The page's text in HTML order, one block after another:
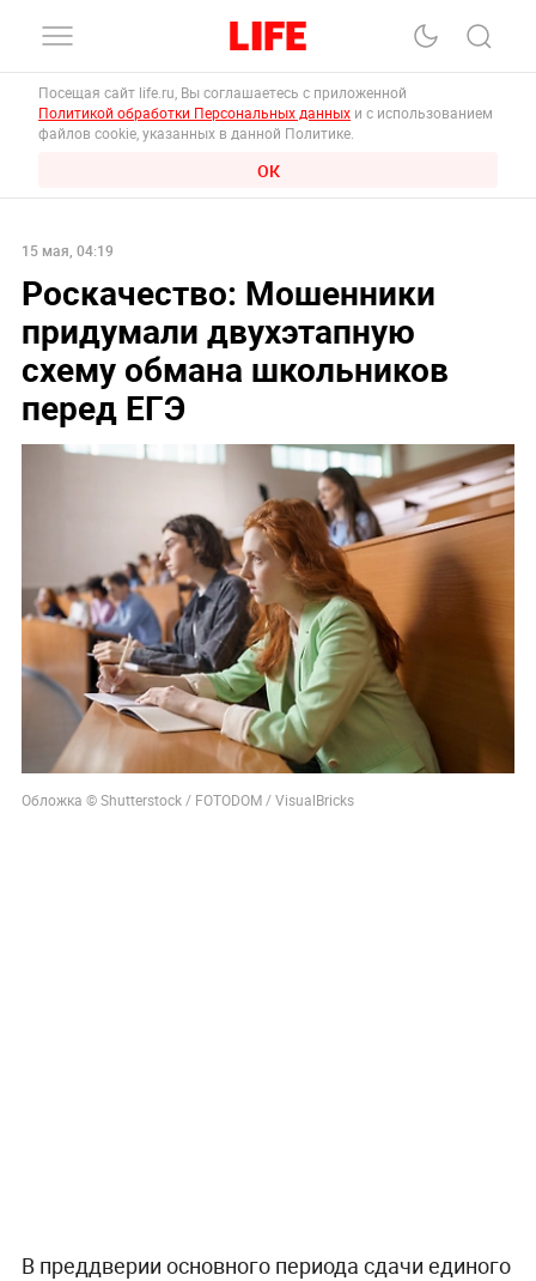
Посещая сайт life.ru, Вы соглашаетесь с приложенной
Политикой обработки Персональных данных и с использованием
файлов cookie, указанных в данной Политике.
ОК
15 мая, 04:19
Роскачество: Мошенники
придумали двухэтапную
схему обмана школьников
перед ЕГЭ
Обложка © Shutterstock / FOTODOM / VisualBricks
В преддверии основного периода сдачи единого